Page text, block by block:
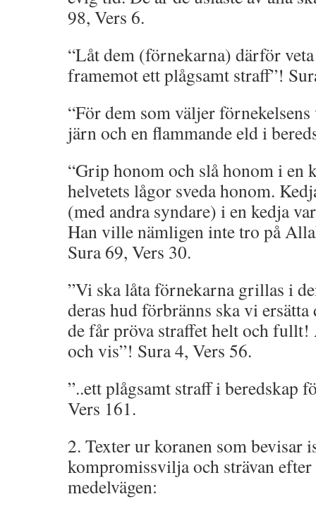
98, Vers 6.
“Låt dem (förnekarna) därför
framemot ett plågsamt straff”!
“För dem som väljer
järn och en flammande eld i
“Grip honom och slå honom i en
helvetets lågor sveda honom.
(med andra syndare) i en kedja
Han ville nämligen inte tro på
Sura 69, Vers 30.
”Vi ska låta förnekarna grillas i
deras hud förbränns ska vi ersätta
de får pröva straffet helt och
och vis”! Sura 4, Vers 56.
”..ett plågsamt straff i beredskap
Vers 161.
2. Texter ur koranen som bevisar
kompromissvilja och strävan
medelvägen: